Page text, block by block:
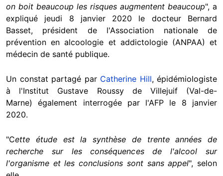
on boit beaucoup les risques augmentent beaucoup", a
expliqué jeudi 8 janvier 2020 le docteur Bernard
Basset, président de l'Association nationale de
prévention en alcoologie et addictologie (ANPAA) et
médecin de santé publique.
Un constat partagé par Catherine Hill, épidémiologiste
à l'Institut Gustave Roussy de Villejuif (Val-de-
Marne) également interrogée par l'AFP le 8 janvier
2020.
"Cette étude est la synthèse de trente années de
recherche sur les conséquences de l'alcool sur
l'organisme et les conclusions sont sans appel", selon